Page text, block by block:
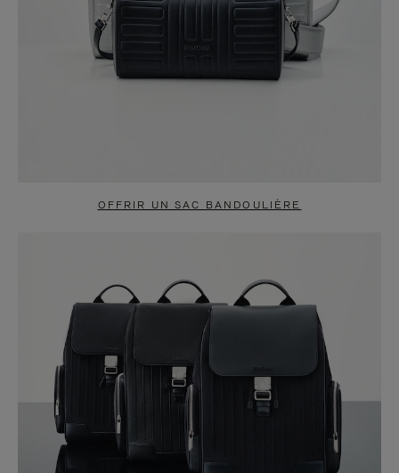
OFFRIR UN SAC BANDOULIÈRE